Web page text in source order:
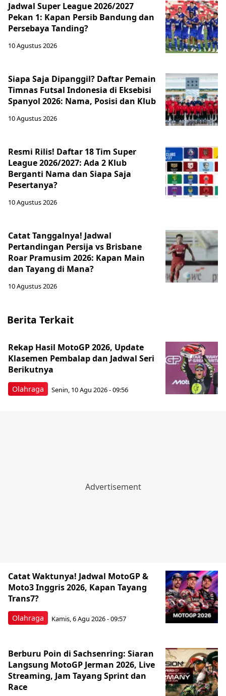
Jadwal Super League 2026/2027
Pekan 1: Kapan Persib Bandung dan
Persebaya Tanding?
10 Agustus 2026
Siapa Saja Dipanggil? Daftar Pemain
Timnas Futsal Indonesia di Eksebisi
Spanyol 2026: Nama, Posisi dan Klub
10 Agustus 2026
Resmi Rilis! Daftar 18 Tim Super
League 2026/2027: Ada 2 Klub
Berganti Nama dan Siapa Saja
Pesertanya?
10 Agustus 2026
Catat Tanggalnya! Jadwal
Pertandingan Persija vs Brisbane
Roar Pramusim 2026: Kapan Main
dan Tayang di Mana?
10 Agustus 2026
Berita Terkait
Olahraga
Rekap Hasil MotoGP 2026, Update
Klasemen Pembalap dan Jadwal Seri
Berikutnya
Senin, 10 Agu 2026 - 09:56
Olahraga
Catat Waktunya! Jadwal MotoGP &
Moto3 Inggris 2026, Kapan Tayang
Trans7?
Kamis, 6 Agu 2026 - 09:57
Berburu Poin di Sachsenring: Siaran
Langsung MotoGP Jerman 2026, Live
Streaming, Jam Tayang Sprint dan
Race